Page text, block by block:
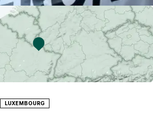
LUXEMBOURG